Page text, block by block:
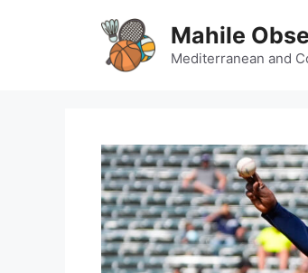
Mahile
Mediterranean and